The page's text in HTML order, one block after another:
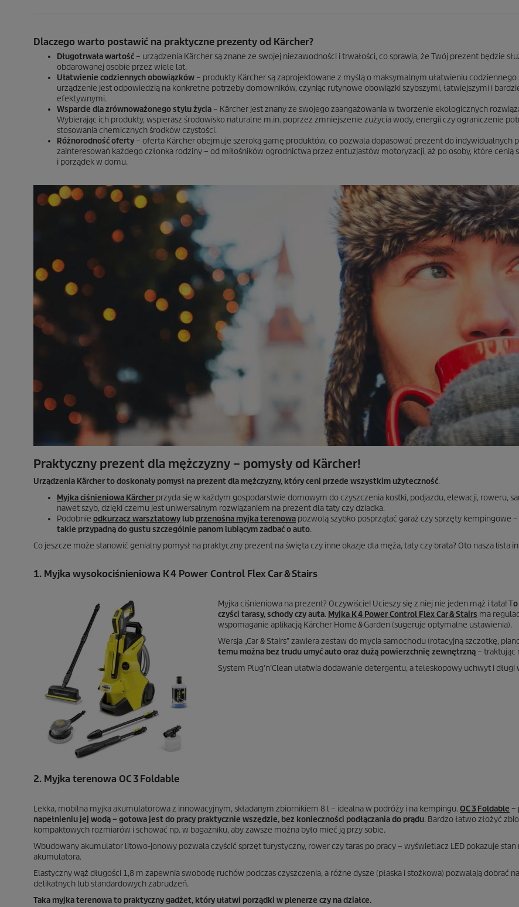
Dlaczego warto postawić na praktyczne prezenty od Kärcher?
Długotrwała wartość – urządzenia Kärcher są znane ze swojej niezawodności i trwałości, co sprawia, że Twój prezent będzie
obdarowanej osobie przez wiele lat.
Ułatwienie codziennych obowiązków – produkty Kärcher są zaprojektowane z myślą o maksymalnym ułatwieniu codziennego
urządzenie jest odpowiedzią na konkretne potrzeby domowników, czyniąc rutynowe obowiązki szybszymi, łatwiejszymi i
efektywnymi.
Wsparcie dla zrównoważonego stylu życia – Kärcher jest znany ze swojego zaangażowania w tworzenie ekologicznych
Wybierając ich produkty, wspierasz środowisko naturalne m.in. poprzez zmniejszenie zużycia wody, energii czy ograniczenie
stosowania chemicznych środków czystości.
Różnorodność oferty – oferta Kärcher obejmuje szeroką gamę produktów, co pozwala dopasować prezent do indywidualnych
zainteresowań każdego członka rodziny – od miłośników ogrodnictwa przez entuzjastów motoryzacji, aż po osoby, które cenią
i porządek w domu.
Praktyczny prezent dla mężczyzny – pomysły od Kärcher!
Urządzenia Kärcher to doskonały pomysł na prezent dla mężczyzny, który ceni przede wszystkim użyteczność.
Myjka ciśnieniowa Kärcher przyda się w każdym gospodarstwie domowym do czyszczenia kostki, podjazdu, elewacji, roweru,
nawet szyb, dzięki czemu jest uniwersalnym rozwiązaniem na prezent dla taty czy dziadka.
Podobnie odkurzacz warsztatowy lub przenośna myjka terenowa pozwolą szybko posprzątać garaż czy sprzęty kempingowe
takie przypadną do gustu szczególnie panom lubiącym zadbać o auto.
Co jeszcze może stanowić genialny pomysł na praktyczny prezent na święta czy inne okazje dla męża, taty czy brata? Oto nasza lista
1. Myjka wysokociśnieniowa K 4 Power Control Flex Car & Stairs
Myjka ciśnieniowa na prezent? Oczywiście! Ucieszy się z niej nie jeden mąż i tata! T
czyści tarasy, schody czy auta. Myjka K 4 Power Control Flex Car & Stairs ma
wspomaganie aplikacją Kärcher Home & Garden (sugeruje optymalne ustawienia).
Wersja „Car & Stairs” zawiera zestaw do mycia samochodu (rotacyjną szczotkę,
temu można bez trudu umyć auto oraz dużą powierzchnię zewnętrzną – traktując
System Plug’n’Clean ułatwia dodawanie detergentu, a teleskopowy uchwyt i długi
2. Myjka terenowa OC 3 Foldable
Lekka, mobilna myjka akumulatorowa z innowacyjnym, składanym zbiornikiem 8 l – idealna w podróży i na kempingu.OC 3 Foldable –
napełnieniu jej wodą – gotowa jest do pracy praktycznie wszędzie, bez konieczności podłączania do prądu. Bardzo łatwo złożyć
kompaktowych rozmiarów i schować np. w bagażniku, aby zawsze można było mieć ją przy sobie.
Wbudowany akumulator litowo-jonowy pozwala czyścić sprzęt turystyczny, rower czy taras po pracy – wyświetlacz LED pokazuje stan
akumulatora.
Elastyczny wąż długości 1,8 m zapewnia swobodę ruchów podczas czyszczenia, a różne dysze (płaska i stożkowa) pozwalają dobrać
delikatnych lub standardowych zabrudzeń.
Taka myjka terenowa to praktyczny gadżet, który ułatwi porządki w plenerze czy na działce.